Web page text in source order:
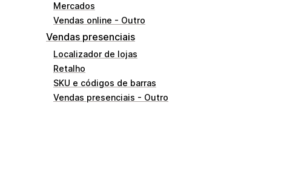
Mercados
Vendas online - Outro
Vendas presenciais
Localizador de lojas
Retalho
SKU e códigos de barras
Vendas presenciais - Outro